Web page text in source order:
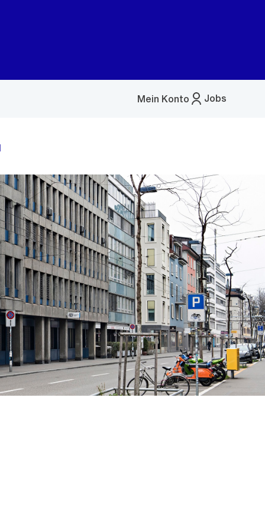
Jobs
Mein Konto
Menü